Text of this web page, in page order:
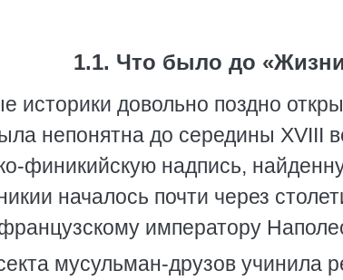
1.1. Что было до
историки довольно поздно
непонятна до середины ХVIII
финикийскую надпись,
началось почти через
императору
мусульман-друзов учинила